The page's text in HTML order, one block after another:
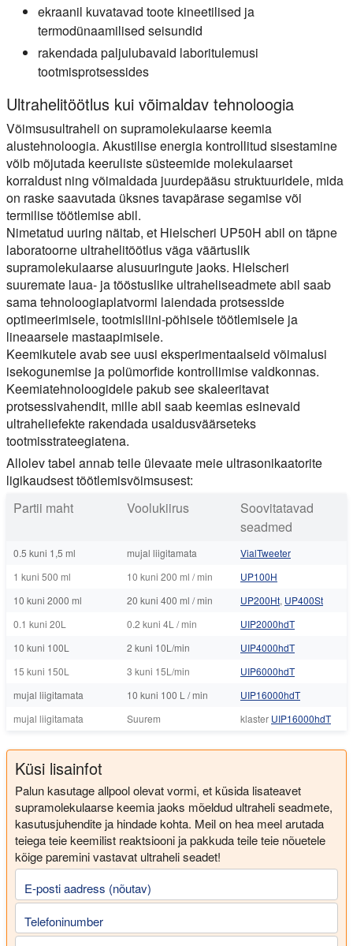
ekraanil kuvatavad toote kineetilised ja
termodünaamilised seisundid
rakendada paljulubavaid laboritulemusi
tootmisprotsessides
Ultrahelitöötlus kui võimaldav tehnoloogia
Võimsusultraheli on supramolekulaarse keemia
alustehnoloogia. Akustilise energia kontrollitud sisestamine
võib mõjutada keeruliste süsteemide molekulaarset
korraldust ning võimaldada juurdepääsu struktuuridele, mida
on raske saavutada üksnes tavapärase segamise või
termilise töötlemise abil.
Nimetatud uuring näitab, et Hielscheri UP50H abil on täpne
laboratoorne ultrahelitöötlus väga väärtuslik
supramolekulaarse alusuuringute jaoks. Hielscheri
suuremate laua- ja tööstuslike ultraheliseadmete abil saab
sama tehnoloogiaplatvormi laiendada protsesside
optimeerimisele, tootmisliini-põhisele töötlemisele ja
lineaarsele mastaapimisele.
Keemikutele avab see uusi eksperimentaalseid võimalusi
isekogunemise ja polümorfide kontrollimise valdkonnas.
Keemiatehnoloogidele pakub see skaleeritavat
protsessivahendit, mille abil saab keemias esinevaid
ultraheliefekte rakendada usaldusväärseteks
tootmisstrateegiatena.
Allolev tabel annab teile ülevaate meie ultrasonikaatorite
ligikaudsest töötlemisvõimsusest:
Partii maht
Voolukiirus
Soovitatavad
seadmed
0.5 kuni 1,5 ml mujal liigitamata
VialTweeter
1 kuni 500 ml
10 kuni 200 ml / min
UP100H
10 kuni 2000 ml
20 kuni 400 ml / min UP200Ht, UP400St
0.1 kuni 20L
0.2 kuni 4L / min
UIP2000hdT
10 kuni 100L
2 kuni 10L/min
UIP4000hdT
15 kuni 150L
3 kuni 15L/min
UIP6000hdT
mujal liigitamata
10 kuni 100 L / min
UIP16000hdT
mujal liigitamata
Suurem klaster UIP16000hdT
Küsi lisainfot
Palun kasutage allpool olevat vormi, et küsida lisateavet
supramolekulaarse keemia jaoks mõeldud ultraheli seadmete,
kasutusjuhendite ja hindade kohta. Meil on hea meel arutada
teiega teie keemilist reaktsiooni ja pakkuda teile teie nõuetele
kõige paremini vastavat ultraheli seadet!
E-posti aadress (nõutav)
Telefoninumber